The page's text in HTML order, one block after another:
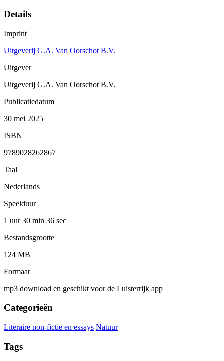
Details
Imprint
Uitgeverij G.A. Van Oorschot B.V.
Uitgever
Uitgeverij G.A. Van Oorschot B.V.
Publicatiedatum
30 mei 2025
ISBN
9789028262867
Taal
Nederlands
Speelduur
1 uur 30 min 36 sec
Bestandsgrootte
124 MB
Formaat
mp3 download en geschikt voor de Luisterrijk app
Categorieën
Literaire non-fictie en essays Natuur
Tags